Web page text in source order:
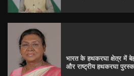
भारत के हथकरघा क्षेत्र में
और राष्ट्रीय हथकरघा